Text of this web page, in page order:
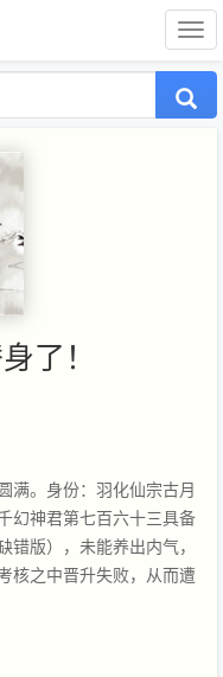
了！
满。身份：羽化仙宗古月
幻神君第七百六十三具备
版），未能养出内气，
核之中晋升失败，从而遭
之法如下：我李正景分
肉身？本书又名《我有一
修仙谁花钱啊？》等